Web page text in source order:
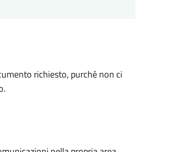
richiesto, purché non ci